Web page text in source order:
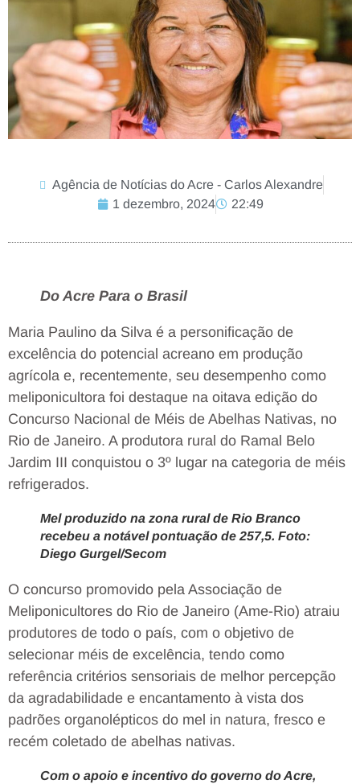
Agência de Notícias do Acre - Carlos Alexandre
1 dezembro, 2024
22:49
Do Acre Para o Brasil
Maria Paulino da Silva é a personificação de
excelência do potencial acreano em produção
agrícola e, recentemente, seu desempenho como
meliponicultora foi destaque na oitava edição do
Concurso Nacional de Méis de Abelhas Nativas, no
Rio de Janeiro. A produtora rural do Ramal Belo
Jardim III conquistou o 3º lugar na categoria de méis
refrigerados.
Mel produzido na zona rural de Rio Branco
recebeu a notável pontuação de 257,5. Foto:
Diego Gurgel/Secom
O concurso promovido pela Associação de
Meliponicultores do Rio de Janeiro (Ame-Rio) atraiu
produtores de todo o país, com o objetivo de
selecionar méis de excelência, tendo como
referência critérios sensoriais de melhor percepção
da agradabilidade e encantamento à vista dos
padrões organolépticos do mel in natura, fresco e
recém coletado de abelhas nativas.
Com o apoio e incentivo do governo do Acre,